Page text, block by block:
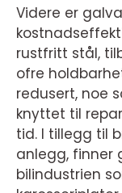
Videre er
rustfritt stål,
ofre
redusert, noe
knyttet til
tid. I tillegg til
anlegg, finner
bilindustrien